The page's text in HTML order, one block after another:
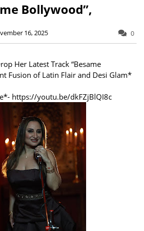
Bollywood”,
16, 2025 0
Her Latest Track “Besame
Fusion of Latin Flair and Desi Glam*
https://youtu.be/dkFZjBlQI8c